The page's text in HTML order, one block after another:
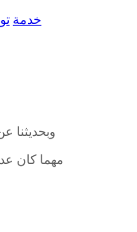
خدمة
وبحديثنا
مهما كان